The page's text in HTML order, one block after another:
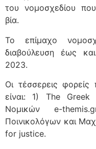
του νομοσχεδίου
βία.
Το επίμαχο
διαβούλευση έως
2023.
Οι τέσσερεις
είναι: 1) The
Νομικών e-
Ποινικολόγων και
for justice.